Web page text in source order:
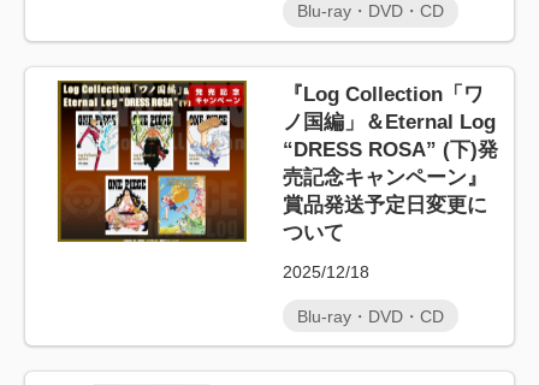
Blu-ray・DVD・CD
『Log Collection「ワ
ノ国編」＆Eternal Log
“DRESS ROSA” (下)発
売記念キャンペーン』
賞品発送予定日変更に
ついて
2025/12/18
Blu-ray・DVD・CD